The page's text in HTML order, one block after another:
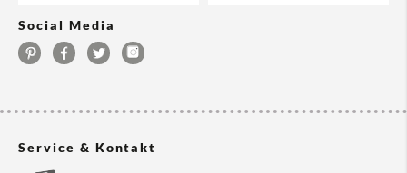
Social Media
Service & Kontakt